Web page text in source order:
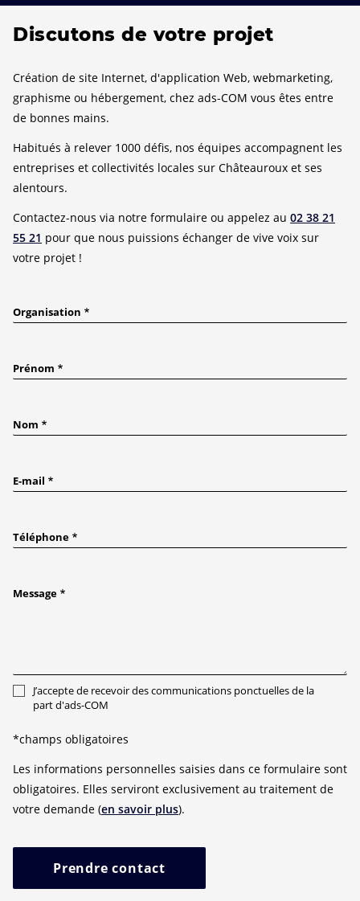
Discutons de votre projet
Création de site Internet, d'application Web, webmarketing,
graphisme ou hébergement, chez ads-COM vous êtes entre
de bonnes mains.
Habitués à relever 1000 défis, nos équipes accompagnent les
entreprises et collectivités locales sur Châteauroux et ses
alentours.
Contactez-nous via notre formulaire ou appelez au 02 38 21
55 21 pour que nous puissions échanger de vive voix sur
votre projet !
Organisation
Prénom
Nom
E-mail
Téléphone
Message
J’accepte de recevoir des communications ponctuelles de la
part d'ads-COM
*champs obligatoires
Les informations personnelles saisies dans ce formulaire sont
obligatoires. Elles serviront exclusivement au traitement de
votre demande (en savoir plus).
Prendre contact